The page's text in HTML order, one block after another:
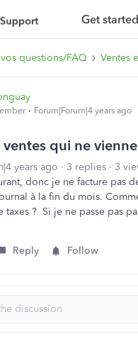
Get started
vos questions/FAQ Ventes
Forum|Forum|4 years ago
ventes qui ne
years ago 3 replies
3
donc je ne facture pas
à la fin du mois.
taxes ? Si je ne passe pas
Reply Follow